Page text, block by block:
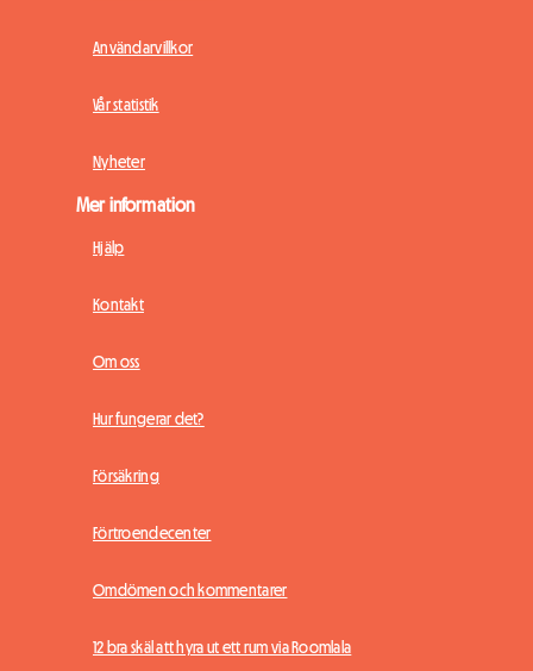
Användarvillkor
Vår statistik
Nyheter
Mer information
Hjälp
Kontakt
Om oss
Hur fungerar det?
Försäkring
Förtroendecenter
Omdömen och kommentarer
12 bra skäl att hyra ut ett rum via Roomlala